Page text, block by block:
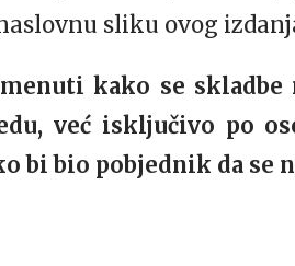
sliku ovog
kako se
već isključivo po
bi bio pobjednik da se